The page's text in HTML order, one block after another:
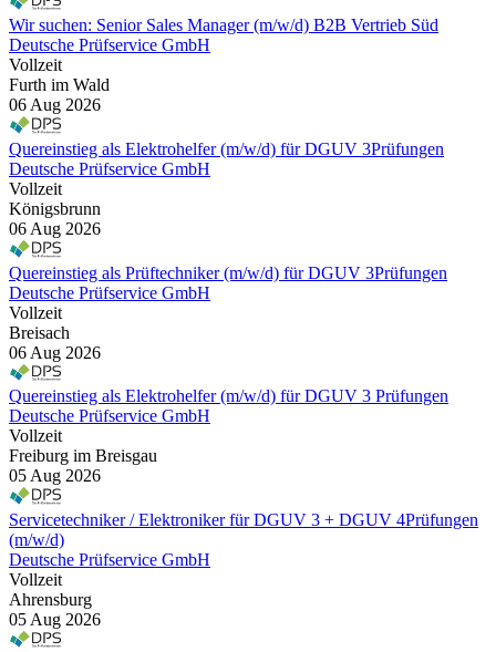
Wir suchen: Senior Sales Manager (m/w/d) B2B Vertrieb Süd
Deutsche Prüfservice GmbH
Vollzeit
Furth im Wald
06 Aug 2026
Quereinstieg als Elektrohelfer (m/w/d) für DGUV 3Prüfungen
Deutsche Prüfservice GmbH
Vollzeit
Königsbrunn
06 Aug 2026
Quereinstieg als Prüftechniker (m/w/d) für DGUV 3Prüfungen
Deutsche Prüfservice GmbH
Vollzeit
Breisach
06 Aug 2026
Quereinstieg als Elektrohelfer (m/w/d) für DGUV 3 Prüfungen
Deutsche Prüfservice GmbH
Vollzeit
Freiburg im Breisgau
05 Aug 2026
Servicetechniker / Elektroniker für DGUV 3 + DGUV 4Prüfungen
(m/w/d)
Deutsche Prüfservice GmbH
Vollzeit
Ahrensburg
05 Aug 2026